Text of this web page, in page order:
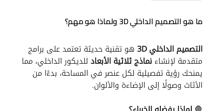
ما هو التصميم الداخلي 3D ولماذا هو مهم؟
التصميم الداخلي 3D
هو تقنية حديثة تعتمد على برامج
متقدمة لإنشاء نماذج ثلاثية الأبعادللديكور الداخلي، مما
يمنحك رؤية تفصيلية لكل عنصر في المساحة، بدءًا من
الأثاث وصولًا إلى الإضاءة والألوان.